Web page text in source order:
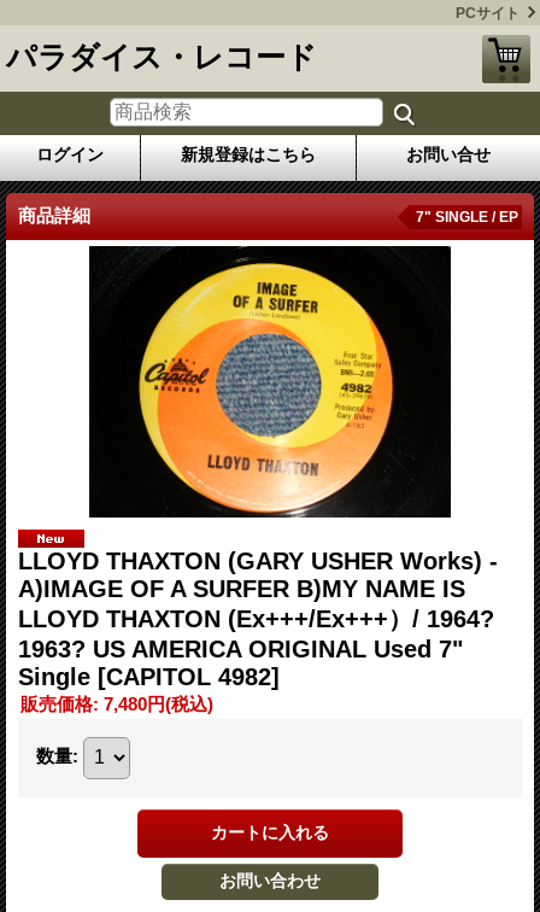
PCサイト
パラダイス・レコード
ログイン 新規登録はこちら お問い合せ
商品詳細 7" SINGLE / EP
LLOYD THAXTON (GARY USHER Works) -
A)IMAGE OF A SURFER B)MY NAME IS
LLOYD THAXTON (Ex+++/Ex+++）/ 1964?
1963? US AMERICA ORIGINAL Used 7"
Single [CAPITOL 4982]
販売価格: 7,480円(税込)
数量: